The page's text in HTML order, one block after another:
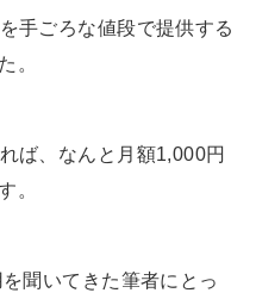
手ごろな値段で提供する
。
ば、なんと月額1,000円
。
聞いてきた筆者にとっ